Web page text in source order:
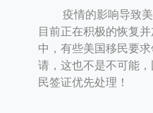
疫情的影响导致
目前正在积极的恢复
中，有些美国移民要
请，这也不是不可能
民签证优先处理！